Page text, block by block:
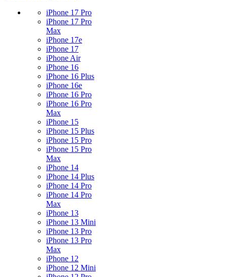
iPhone 17 Pro
iPhone 17 Pro
Max
iPhone 17e
iPhone 17
iPhone Air
iPhone 16
iPhone 16 Plus
iPhone 16e
iPhone 16 Pro
iPhone 16 Pro
Max
iPhone 15
iPhone 15 Plus
iPhone 15 Pro
iPhone 15 Pro
Max
iPhone 14
iPhone 14 Plus
iPhone 14 Pro
iPhone 14 Pro
Max
iPhone 13
iPhone 13 Mini
iPhone 13 Pro
iPhone 13 Pro
Max
iPhone 12
iPhone 12 Mini